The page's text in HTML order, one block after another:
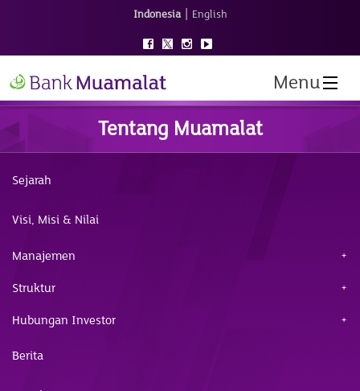
Indonesia | English
Menu
Tentang Muamalat
Sejarah
Visi, Misi & Nilai
Manajemen
Struktur
Hubungan Investor
Berita